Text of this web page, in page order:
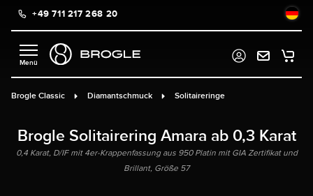
springen
+49 711 217 268 20
Brogle Classic Diamantschmuck Solitaireringe
Brogle Solitairering Amara ab 0,3 Karat
0,4 Karat, D/IF mit 4er-Krappenfassung aus 950 Platin mit GIA Zertifikat und
Brillant, Größe 57